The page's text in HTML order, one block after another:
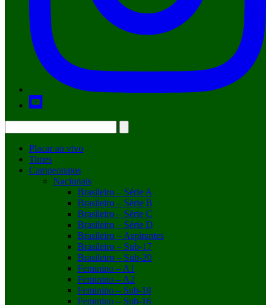
Placar ao vivo
Times
Campeonatos
Nacionais
Brasileiro – Série A
Brasileiro – Série B
Brasileiro – Série C
Brasileiro – Série D
Brasileiro – Aspirantes
Brasileiro – Sub-17
Brasileiro – Sub-20
Feminino – A1
Feminino – A2
Feminino – Sub-18
Feminino – Sub-16